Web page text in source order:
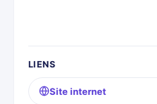
LIENS
Site internet